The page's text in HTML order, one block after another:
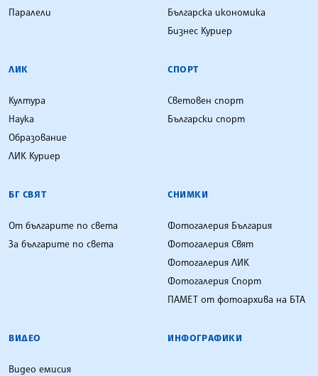
Паралели
Българска икономика
Бизнес Куриер
ЛИК
Култура
Наука
Образование
ЛИК Куриер
СПОРТ
Световен спорт
Български спорт
БГ СВЯТ
От българите по света
За българите по света
СНИМКИ
Фотогалерия България
Фотогалерия Свят
Фотогалерия ЛИК
Фотогалерия Спорт
ПАМЕТ от фотоархива на БТА
ВИДЕО
Видео емисия
ИНФОГРАФИКИ